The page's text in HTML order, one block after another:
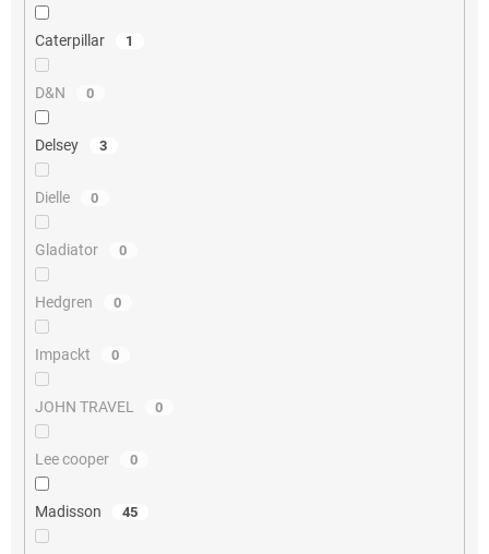
Caterpillar 1
D&N 0
Delsey 3
Dielle 0
Gladiator 0
Hedgren 0
Impackt 0
JOHN TRAVEL 0
Lee cooper 0
Madisson 45